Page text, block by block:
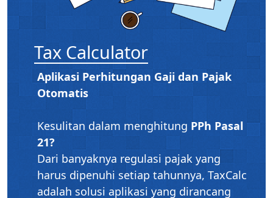
Tax Calculator
Aplikasi Perhitungan Gaji dan Pajak
Otomatis
Kesulitan dalam menghitung PPh Pasal
21?
Dari banyaknya regulasi pajak yang
harus dipenuhi setiap tahunnya, TaxCalc
adalah solusi aplikasi yang dirancang